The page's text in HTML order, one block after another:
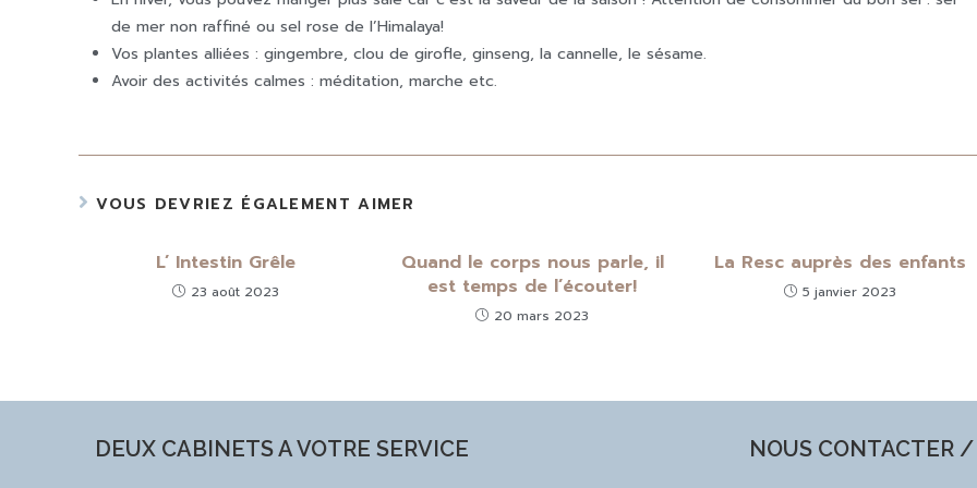
de mer non raffiné ou sel rose de l’Himalaya!
Vos plantes alliées : gingembre, clou de girofle, ginseng, la cannelle, le sésame.
Avoir des activités calmes : méditation, marche etc.
VOUS DEVRIEZ ÉGALEMENT AIMER
L’ Intestin Grêle
23 août 2023
Quand le corps nous parle, il
est temps de l’écouter!
20 mars 2023
La Resc auprès des enfants
5 janvier 2023
DEUX CABINETS A VOTRE SERVICE NOUS CONTACTER